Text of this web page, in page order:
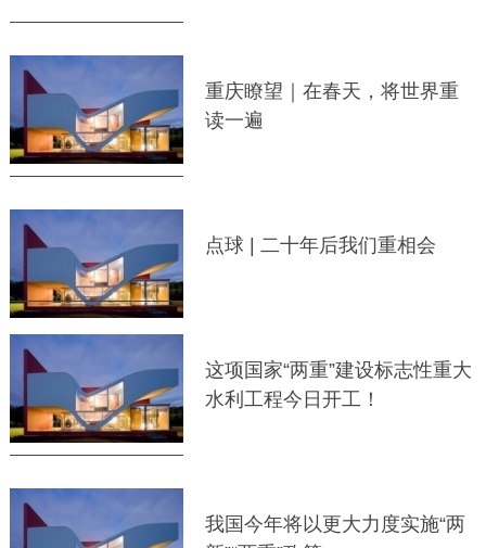
重庆瞭望｜在春天，将世界重
读一遍
点球 | 二十年后我们重相会
这项国家“两重”建设标志性重大
水利工程今日开工！
我国今年将以更大力度实施“两